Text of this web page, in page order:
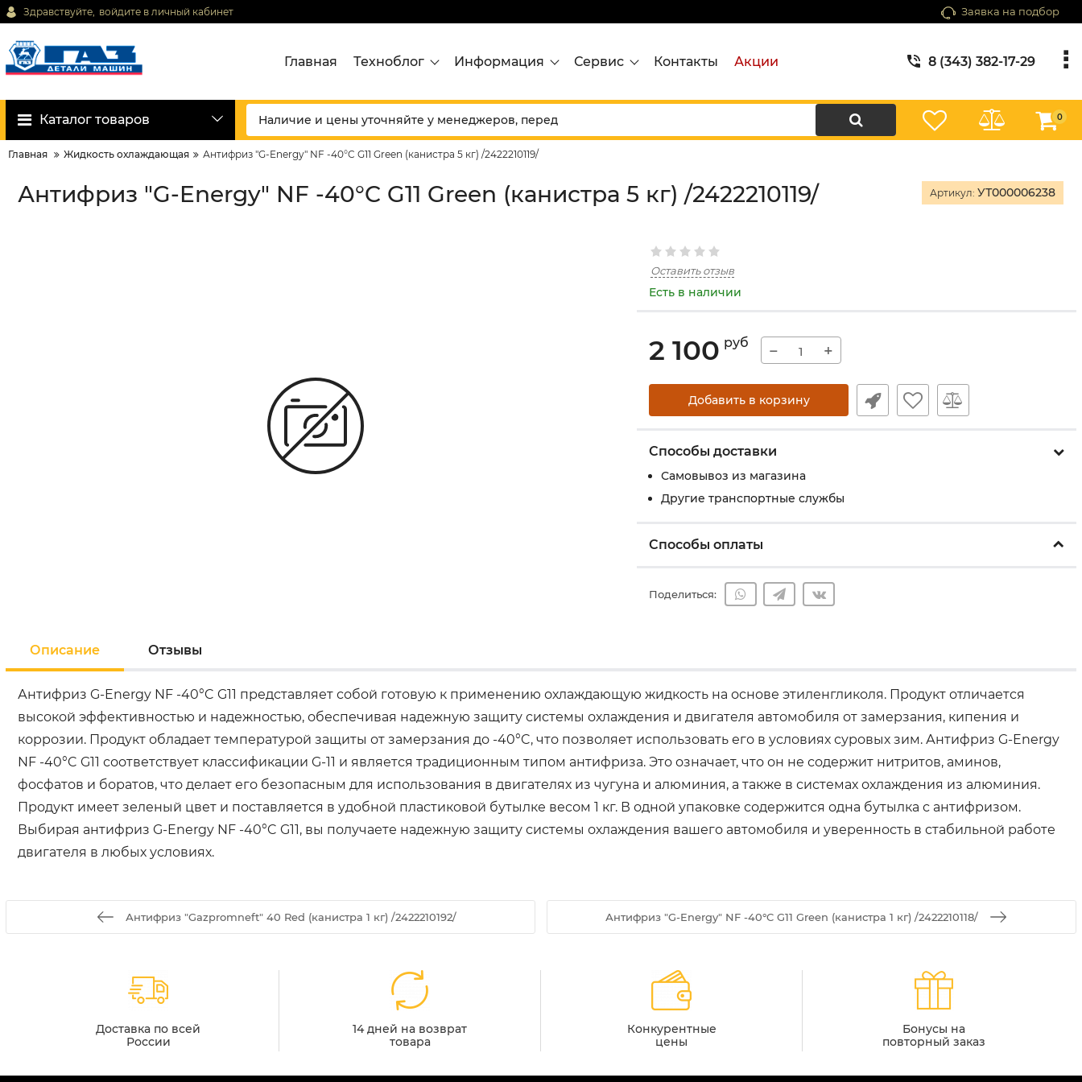
Здравствуйте, войдите в личный кабинет Заявка на подбор
Главная Техноблог Информация Сервис Контакты Акции 8 (343) 382-17-29
Каталог товаров 0
Главная Жидкость охлаждающая Антифриз "G-Energy" NF -40°C G11 Green (канистра 5 кг) /2422210119/
Антифриз "G-Energy" NF -40°C G11 Green (канистра 5 кг) /2422210119/ Артикул: УТ000006238
Оставить отзыв
Есть в наличии
2 100 руб − +
Добавить в корзину
Способы доставки
Самовывоз из магазина
Другие транспортные службы
Способы оплаты
Поделиться:
Описание Отзывы
Антифриз G-Energy NF -40°C G11 представляет собой готовую к применению охлаждающую жидкость на основе этиленгликоля. Продукт отличается
высокой эффективностью и надежностью, обеспечивая надежную защиту системы охлаждения и двигателя автомобиля от замерзания, кипения и
коррозии. Продукт обладает температурой защиты от замерзания до -40°C, что позволяет использовать его в условиях суровых зим. Антифриз G-Energy
NF -40°C G11 соответствует классификации G-11 и является традиционным типом антифриза. Это означает, что он не содержит нитритов, аминов,
фосфатов и боратов, что делает его безопасным для использования в двигателях из чугуна и алюминия, а также в системах охлаждения из алюминия.
Продукт имеет зеленый цвет и поставляется в удобной пластиковой бутылке весом 1 кг. В одной упаковке содержится одна бутылка с антифризом.
Выбирая антифриз G-Energy NF -40°C G11, вы получаете надежную защиту системы охлаждения вашего автомобиля и уверенность в стабильной работе
двигателя в любых условиях.
Антифриз "Gazpromneft" 40 Red (канистра 1 кг) /2422210192/ Антифриз "G-Energy" NF -40°C G11 Green (канистра 1 кг) /2422210118/
Доставка по всей
России
14 дней на возврат
товара
Конкурентные
цены
Бонусы на
повторный заказ